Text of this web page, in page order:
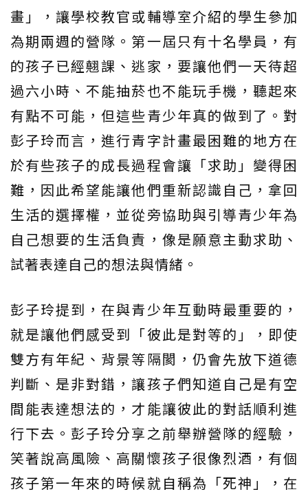
畫」，讓學校教官或輔導室介紹的學生參加
為期兩週的營隊。第一屆只有十名學員，有
的孩子已經翹課、逃家，要讓他們一天待超
過六小時、不能抽菸也不能玩手機，聽起來
有點不可能，但這些青少年真的做到了。對
彭子玲而言，進行青字計畫最困難的地方在
於有些孩子的成長過程會讓「求助」變得困
難，因此希望能讓他們重新認識自己，拿回
生活的選擇權，並從旁協助與引導青少年為
自己想要的生活負責，像是願意主動求助、
試著表達自己的想法與情緒。
彭子玲提到，在與青少年互動時最重要的，
就是讓他們感受到「彼此是對等的」，即使
雙方有年紀、背景等隔閡，仍會先放下道德
判斷、是非對錯，讓孩子們知道自己是有空
間能表達想法的，才能讓彼此的對話順利進
行下去。彭子玲分享之前舉辦營隊的經驗，
笑著說高風險、高關懷孩子很像烈酒，有個
孩子第一年來的時候就自稱為「死神」，在